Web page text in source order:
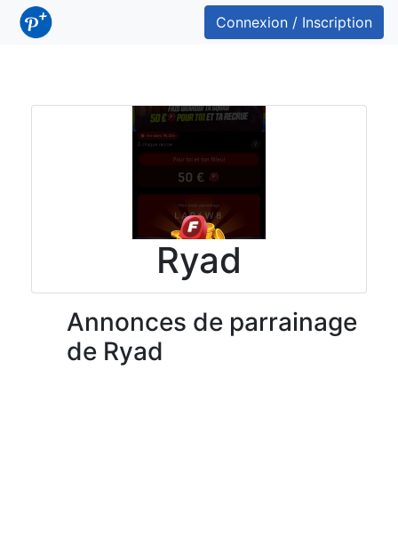
Connexion / Inscription
Ryad
Annonces de parrainage
de Ryad